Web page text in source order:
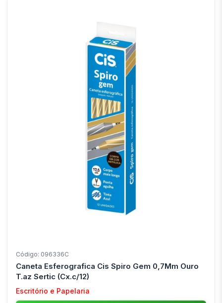
Código: 096336C
Caneta Esferografica Cis Spiro Gem 0,7Mm Ouro
T.az Sertic (Cx.c/12)
Escritório e Papelaria